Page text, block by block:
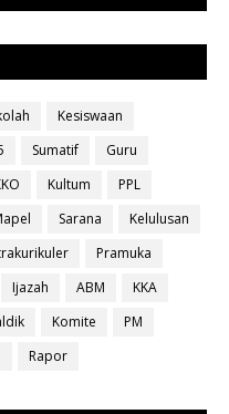
Kesiswaan
Sumatif
Guru
Kultum
PPL
Sarana
Kelulusan
Pramuka
Ijazah ABM
KKA
Komite
PM
Rapor